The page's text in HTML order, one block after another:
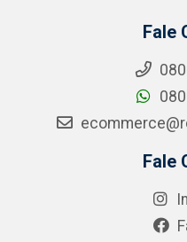
Fale
Fale